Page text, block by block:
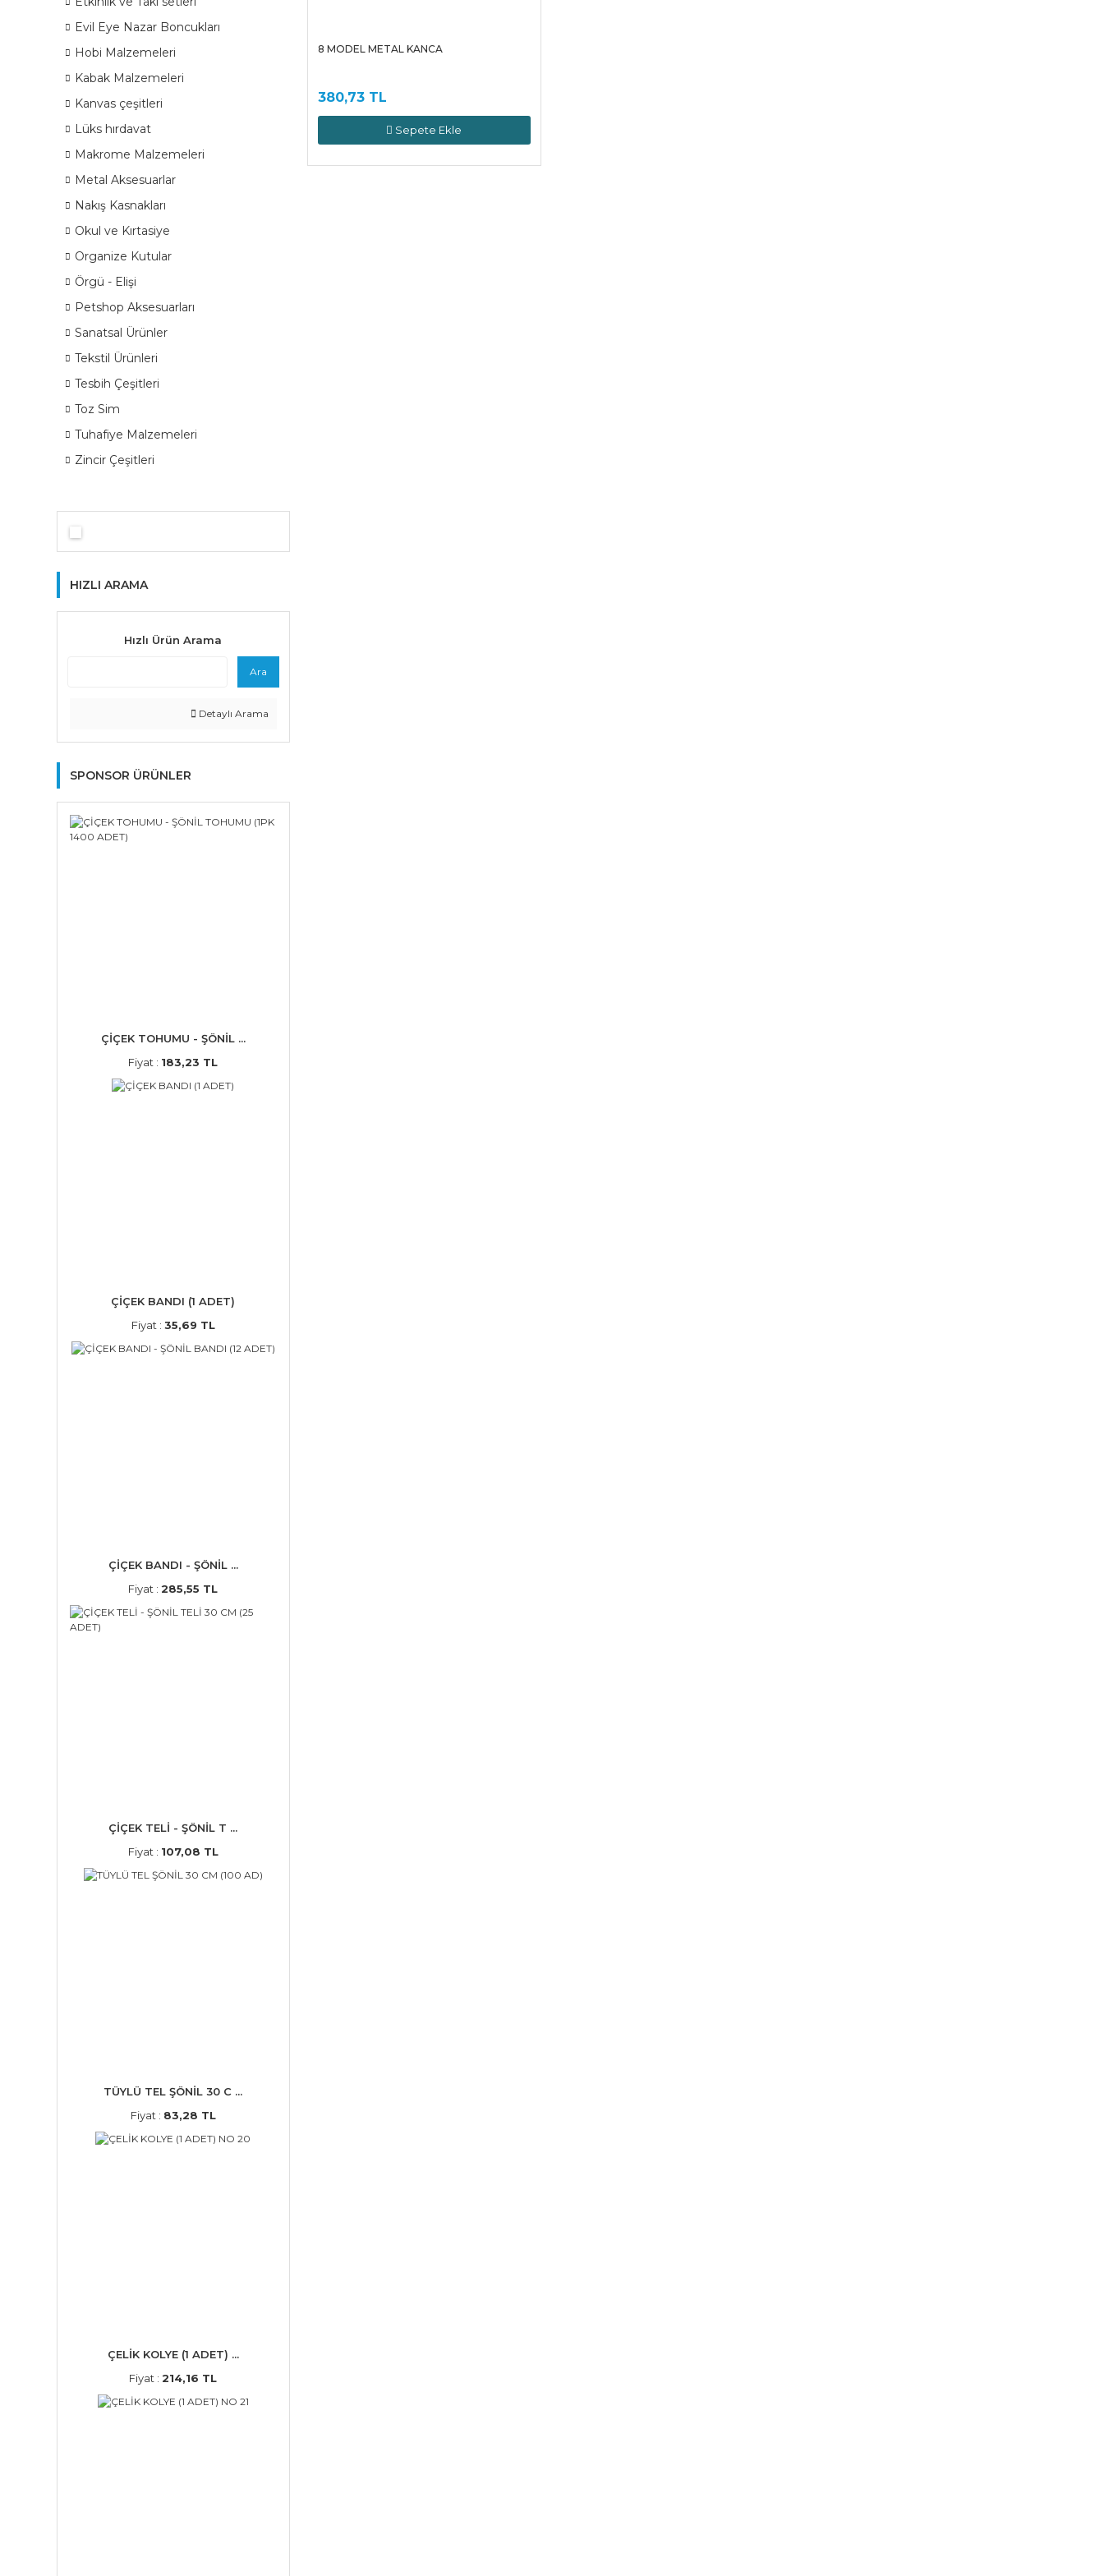
Evil Eye Nazar Boncukları
Hobi Malzemeleri
Kabak Malzemeleri
Kanvas çeşitleri
Lüks hırdavat
Makrome Malzemeleri
Metal Aksesuarlar
Nakış Kasnakları
Okul ve Kırtasiye
Organize Kutular
Örgü - Elişi
Petshop Aksesuarları
Sanatsal Ürünler
Tekstil Ürünleri
Tesbih Çeşitleri
Toz Sim
Tuhafiye Malzemeleri
Zincir Çeşitleri
HIZLI ARAMA
Hızlı Ürün Arama
Ara
Detaylı Arama
SPONSOR ÜRÜNLER
ÇİÇEK TOHUMU - ŞÖNİL ...
Fiyat : 183,23 TL
ÇİÇEK BANDI (1 ADET)
Fiyat : 35,69 TL
ÇİÇEK BANDI - ŞÖNİL ...
Fiyat :285,55 TL
ÇİÇEK TELİ - ŞÖNİL T ...
Fiyat : 107,08 TL
TÜYLÜ TEL ŞÖNİL 30 C ...
Fiyat : 83,28 TL
ÇELİK KOLYE (1 ADET) ...
Fiyat :214,16 TL
8 MODEL METAL KANCA
380,73 TL
Sepete Ekle